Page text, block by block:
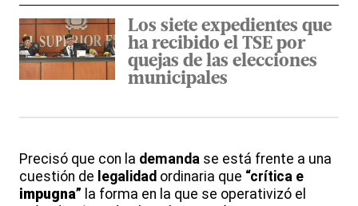
Los siete expedientes que
ha recibido el TSE por
quejas de las elecciones
municipales
Precisó que con la demanda se está frente a una
cuestión de legalidad ordinaria que “crítica e
impugna” la forma en la que se operativizó el